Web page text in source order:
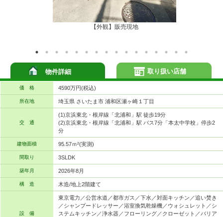
【外観】販売現地
物件詳細
価 格 4590万円(税込)
所在地 埼玉県 さいたま市 浦和区瀬ヶ崎１丁目
交 通
(1)京浜東北・根岸線「北浦和」駅 徒歩19分
(2)京浜東北・根岸線「北浦和」駅 バス7分「本太中学校」停歩2
分
建物面積 95.57ｍ²(実測)
間取り 3SLDK
築年月 2026年8月
構 造 木造/地上2階建て
設 備
東京電力／公営水道／都市ガス／下水／対面キッチン／追い焚き
／シャンプードレッサー／浴室換気乾燥機／ウォシュレット／シ
ステムキッチン／浄水器／フローリング／クローゼット／バリア
取り扱い店舗